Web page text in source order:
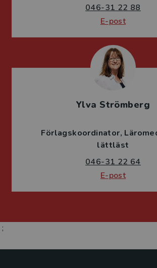
046-31 22 88
E-post
Ylva Strömberg
Förlagskoordinator
lättläst
046-31 22 64
E-post
;